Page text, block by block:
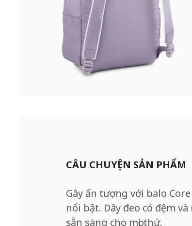
CÂU CHUYỆN SẢN PHẨM
Gây ấn tượng với balo
nổi bật. Dây đeo có đệm
sẵn sàng cho mọi thứ.